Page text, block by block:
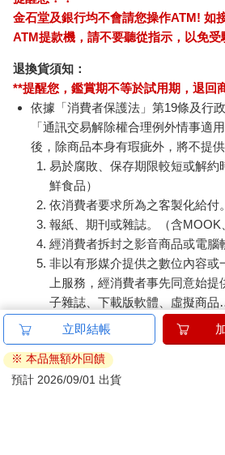
金石堂及銀行均不會請您操作ATM! 如
ATM提款機，請不要聽從指示，以免受
退換貨須知：
**提醒您，鑑賞期不等於試用期，退回
依據「消費者保護法」第19條及行
「通訊交易解除權合理例外情事適
後，除商品本身有瑕疵外，將不提
易於腐敗、保存期限較短或解約
鮮食品）
依消費者要求所為之客製化給付
報紙、期刊或雜誌。（含MOOK
經消費者拆封之影音商品或電腦
非以有形媒介提供之數位內容或
上服務，經消費者事先同意始
子雜誌、下載版軟體、虛擬商品
已拆封之個人衛生用品。（如
刀…等）
若非上列種類商品，均享有到貨7天
日）。